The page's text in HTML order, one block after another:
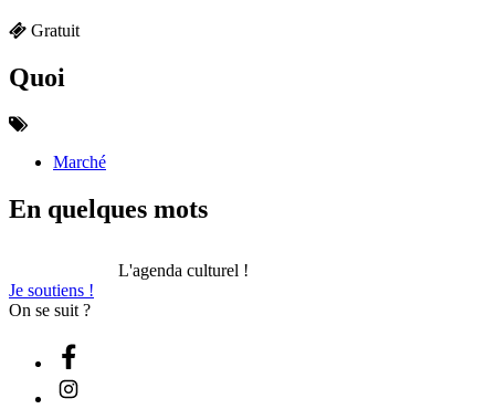
Gratuit
Quoi
Marché
En quelques mots
L'agenda culturel !
Je soutiens !
On se suit ?